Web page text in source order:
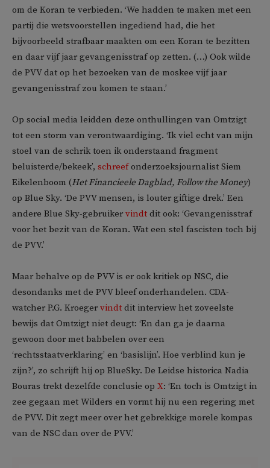
om de Koran te verbieden. ‘We hadden te maken met een
partij die wetsvoorstellen ingediend had, die het
bijvoorbeeld strafbaar maakten om een Koran te bezitten
en daar vijf jaar gevangenisstraf op zetten. (…) Ook wilde
de PVV dat op het bezoeken van de moskee vijf jaar
gevangenisstraf zou komen te staan.’
Op social media leidden deze onthullingen van Omtzigt
tot een storm van verontwaardiging. ‘Ik viel echt van mijn
stoel van de schrik toen ik onderstaand fragment
beluisterde/bekeek’, schreefonderzoeksjournalist Siem
Eikelenboom (Het Financieele Dagblad, Follow the Money)
op Blue Sky. ‘De PVV mensen, is louter giftige drek.’ Een
andere Blue Sky-gebruiker vindt dit ook: ‘Gevangenisstraf
voor het bezit van de Koran. Wat een stel fascisten toch bij
de PVV.’
Maar behalve op de PVV is er ook kritiek op NSC, die
desondanks met de PVV bleef onderhandelen. CDA-
watcher P.G. Kroeger vindt dit interview het zoveelste
bewijs dat Omtzigt niet deugt: ‘En dan ga je daarna
gewoon door met babbelen over een
‘rechtsstaatverklaring’ en ‘basislijn’. Hoe verblind kun je
zijn?’, zo schrijft hij op BlueSky. De Leidse historica Nadia
Bouras trekt dezelfde conclusie op X: ‘En toch is Omtzigt in
zee gegaan met Wilders en vormt hij nu een regering met
de PVV. Dit zegt meer over het gebrekkige morele kompas
van de NSC dan over de PVV.’